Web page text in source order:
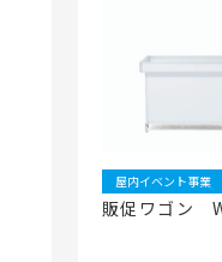
屋内イベント事業
販促ワゴン